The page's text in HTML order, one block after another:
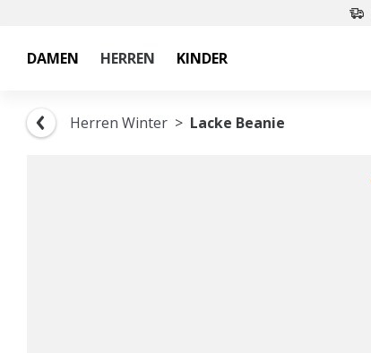
DAMEN HERREN KINDER
Herren Winter Lacke Beanie